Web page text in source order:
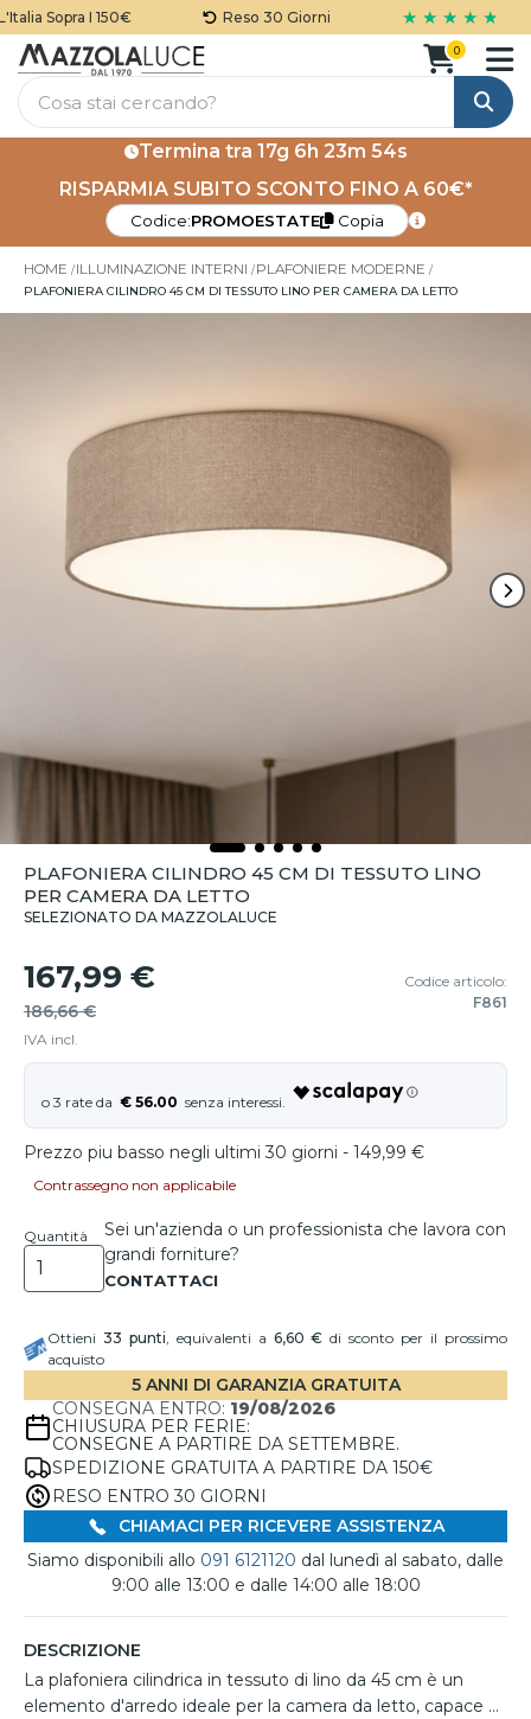
Sopra I 150€ Reso 30 Giorni ★ ★ ★ ★ ★
Cerca
0
Termina tra17g 6h 23m 53s
RISPARMIA SUBITO SCONTO FINO A 60€*
Codice:PROMOESTATE Copia
HOME ILLUMINAZIONE INTERNI PLAFONIERE MODERNE
PLAFONIERA CILINDRO 45 CM DI TESSUTO LINO PER CAMERA DA LETTO
PLAFONIERA CILINDRO 45 CM DI TESSUTO LINO
PER CAMERA DA LETTO
SELEZIONATO DA MAZZOLALUCE
167,99 €
186,66 €
IVA incl.
Codice articolo:
F861
€ 56.00
Prezzo piu basso negli ultimi 30 giorni - 149,99 €
Contrassegno non applicabile
Quantità
Sei un'azienda o un professionista che lavora con
grandi forniture?
Ottieni 33 punti, equivalenti a 6,60 € di sconto per il prossimo
acquisto
5 ANNI DI GARANZIA GRATUITA
CONSEGNA ENTRO: 19/08/2026
CHIUSURA PER FERIE:
CONSEGNE A PARTIRE DA SETTEMBRE.
SPEDIZIONE GRATUITA A PARTIRE DA 150€
RESO ENTRO 30 GIORNI
CHIAMACI PER RICEVERE ASSISTENZA
Siamo disponibili allo 091 6121120 dal lunedì al sabato, dalle
9:00 alle 13:00 e dalle 14:00 alle 18:00
DESCRIZIONE
La plafoniera cilindrica in tessuto di lino da 45 cm è un
elemento d'arredo ideale per la camera da letto, capace di